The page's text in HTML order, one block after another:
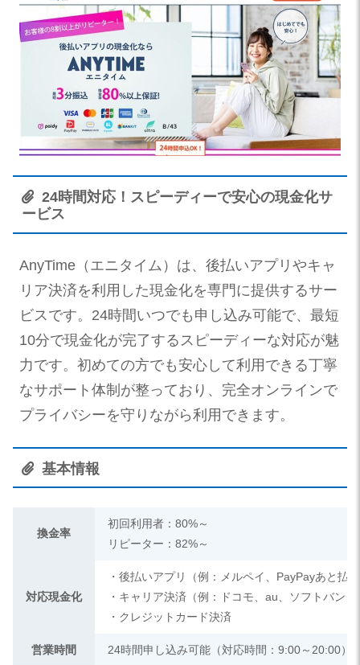
24時間対応！スピーディーで安心の現金化サ
ービス
AnyTime（エニタイム）は、後払いアプリやキャ
リア決済を利用した現金化を専門に提供するサー
ビスです。24時間いつでも申し込み可能で、最短
10分で現金化が完了するスピーディーな対応が魅
力です。初めての方でも安心して利用できる丁寧
なサポート体制が整っており、完全オンラインで
プライバシーを守りながら利用できます。
基本情報
換金率
初回利用者：80%～
リピーター：82%～
対応現金化
・後払いアプリ（例：メルペイ、PayPayあと払
・キャリア決済（例：ドコモ、au、ソフトバンク
・クレジットカード決済
営業時間 24時間申し込み可能（対応時間：9:00～20:00）